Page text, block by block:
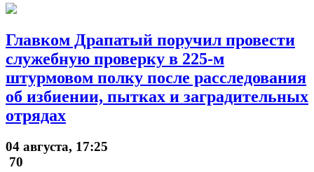
Главком Драпатый поручил провести
служебную проверку в 225-м
штурмовом полку после расследования
об избиении, пытках и заградительных
отрядах
04 августа, 17:25
70